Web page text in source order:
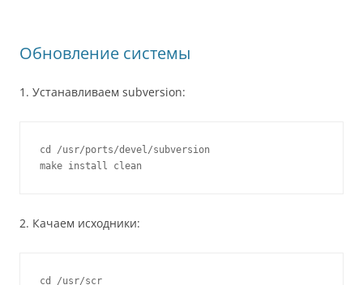
Обновление системы
1. Устанавливаем subversion:
cd /usr/ports/devel/subversion
make install clean
2. Качаем исходники:
cd /usr/scr